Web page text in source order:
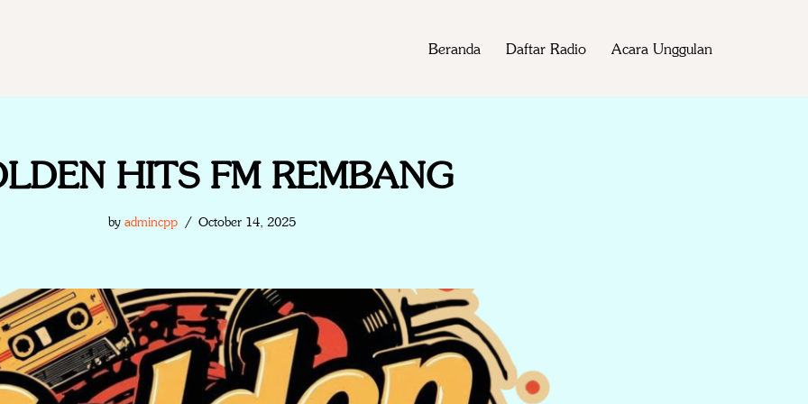
Beranda Daftar Radio Acara Unggulan
HITS FM REMBANG
by admincpp October 14, 2025